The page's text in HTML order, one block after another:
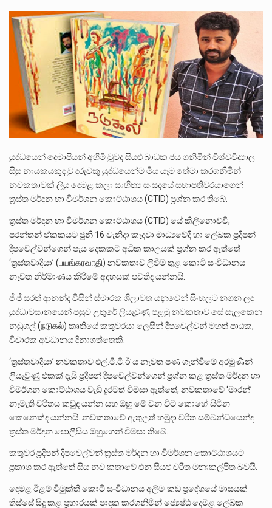
2011 වසරේදී දේශපාලන හා මානව හිමිකම් ක්‍රියාකාරීන් වන ලලිත්කුමාර් වීරරාජ් සහ කුගන් මුරුගානන්දන් යාපනයේදී අතුරුදන්…
ගොවියන්ගේ ප්‍රශ්න, ධීවරයන්ගේ ප්‍රශ්න, සෞඛය ප්‍රශ්න, වැටු ප්‍ර්ශ්න, රැකියා විරහිත ප්‍රශ්න මේ සියලු ප්‍රශ්නවලට තනි…
යුද්ධයෙන් දෙමාපියන් අහිමි වූවද සියළු බාධක ජය ගනිමින් විශ්වවිද්‍යාල
සිසු නායකයකුද වු දරුවකු යුද්ධයෙන්ම මිය යෑම තේමා කරගනිමින්
නවකතාවක් ලියු දෙමළ කලා සාහිත්‍ය සංසදයේ සභාපතිවරයාගෙන්
ත්‍රස්ත මර්දන හා විමර්ශන කොට්ඨාශය (CTID) ප්‍රශ්න කර තිබේ.
ත්‍රස්ත මර්දන හා විමර්ශන කොට්ඨාශය (CTID) යේ කිලිනොච්චි,
පරන්තන් ඒකකයට ජුනි 16 වැනිදා කැදවා මාධ්‍යවේදී හා ලේඛක ප්‍රදීපන්
දීපචෙල්වන්ගෙන් පැය දෙකකට අධික කාලයක් ප්‍රශ්න කර ඇත්තේ
‘ත්‍රස්තවාදියා’ (பயங்கரவாதி) නවකතාව ලිවීම තුළ කොටි සංවිධානය
නැවත නිර්මාණය කිරීමේ අදහසක් පවතීද යන්නයි.
ජී ජී සරත් ආනන්ද විසින් ස්මාරක ශිලාවත යනුවෙන් සිංහලට නගන ලද
යුද්ධාවසානයෙන් පසුව උතුරේ ලියැවුණු පළමු නවකතාව සේ සැලකෙන
නඩුගල් (நடுகல்) කෘතියේ කතුවරයා ලෙසින් දීපචෙල්වන් මහත් පාඨක,
විචාරක අවධානය දිනාගත්තෙකි.
‘ත්‍රස්තවාදියා’ නවකතාව එල්.ටී.ටී.ඊ ය නැවත පණ ගැන්වීමේ අරමුණින්
ලියැවුණු එකක් දැයි ප්‍රදීපන් දීපචෙල්වන්ගෙන් ප්‍රශ්න කළ ත්‍රස්ත මර්දන හා
විමර්ශන කොට්ඨාශය වැඩි දුරටත් විමසා ඇත්තේ, නවකතාවේ ‘මාරන්’
නැමැති චරිතය කවුද යන්න සහ ඔහු මේ වන විට කොහේ සිටින
කෙනෙක්ද යන්නයි. නවකතාවේ ඇතුලත් හමුදා චරිත සම්බන්ධයෙන්ද
ත්‍රස්ත මර්දන පොලීසිය ඔහුගෙන් විමසා තිබේ.
කතුවර ප්‍රදීපන් දීපචෙල්වන් ත්‍රස්ත මර්දන හා විමර්ශන කොට්ඨාශයට
ප්‍රකාශ කර ඇත්තේ සිය නව කතාවේ එන සියළු චරිත මනඃකල්පිත බවයි.
දෙමළ ඊළම් විමුක්ති කොටි සංවිධානය අලිමංකඩ ප්‍රදේශයේ මාසයක්
තිස්සේ සිදු කළ ප්‍රහාරයක් පාදක කරගනිමින් ජ්‍යෙෂ්ඨ දෙමළ ලේඛක